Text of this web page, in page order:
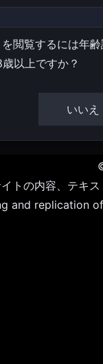
閲覧するには年齢
以上ですか？
いいえ
トの内容、テキ
and replication